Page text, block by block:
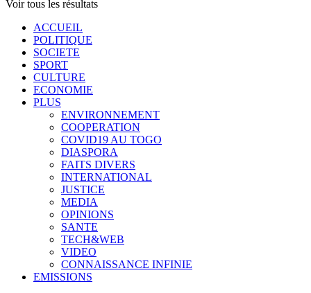
Voir tous les résultats
ACCUEIL
POLITIQUE
SOCIETE
SPORT
CULTURE
ECONOMIE
PLUS
ENVIRONNEMENT
COOPERATION
COVID19 AU TOGO
DIASPORA
FAITS DIVERS
INTERNATIONAL
JUSTICE
MEDIA
OPINIONS
SANTE
TECH&WEB
VIDEO
CONNAISSANCE INFINIE
EMISSIONS